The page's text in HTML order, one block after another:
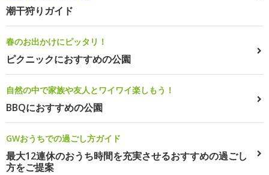
潮干狩りガイド
春のお出かけにピッタリ！
ピクニックにおすすめの公園
自然の中で家族や友人とワイワイ楽しもう！
BBQにおすすめの公園
GWおうちでの過ごし方ガイド
最大12連休のおうち時間を充実させるおすすめの過ごし
方をご提案